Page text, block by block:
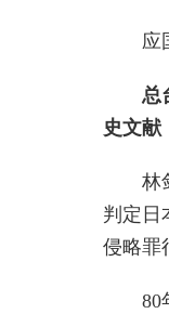
应
总
史文献
林
判定日
侵略罪
80